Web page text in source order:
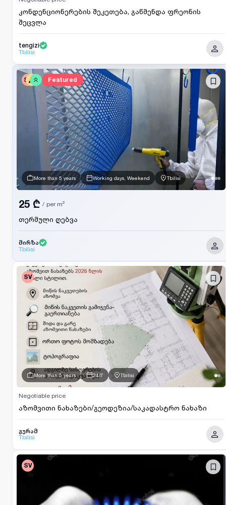
კონდენციონერების შეკეთება, გაწმენდა ფრეონის
შეცვლა
tengizi
Tbilisi
SV Featured
More than 5 years Working days, Weekend Tbilisi
თერმული ღებვა
25 ₾ / per m²
მირზა
Tbilisi
SV
More than 5 years 24/7 Tbilisi
აზომვითი ნახაზები/გეოდეზია/საკადასტრო ნახაზი
Negotiable price
გურამ
Tbilisi
SV